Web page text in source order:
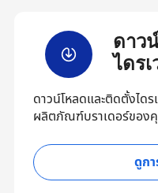
ดาว
ไดรเ
ดาวน์โหลดและติดตั้งได
ผลิตภัณฑ์บราเดอร์ของ
ดูก